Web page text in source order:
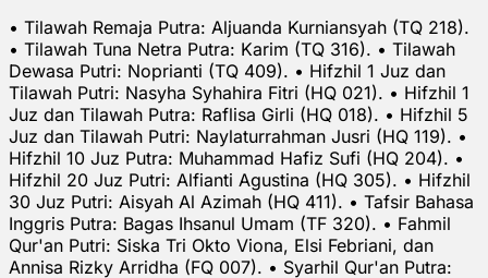
• Tilawah Remaja Putra: Aljuanda Kurniansyah (TQ 218).
• Tilawah Tuna Netra Putra: Karim (TQ 316). • Tilawah
Dewasa Putri: Noprianti (TQ 409). • Hifzhil 1 Juz dan
Tilawah Putri: Nasyha Syhahira Fitri (HQ 021). • Hifzhil 1
Juz dan Tilawah Putra: Raflisa Girli (HQ 018). • Hifzhil 5
Juz dan Tilawah Putri: Naylaturrahman Jusri (HQ 119). •
Hifzhil 10 Juz Putra: Muhammad Hafiz Sufi (HQ 204). •
Hifzhil 20 Juz Putri: Alfianti Agustina (HQ 305). • Hifzhil
30 Juz Putri: Aisyah Al Azimah (HQ 411). • Tafsir Bahasa
Inggris Putra: Bagas Ihsanul Umam (TF 320). • Fahmil
Qur'an Putri: Siska Tri Okto Viona, Elsi Febriani, dan
Annisa Rizky Arridha (FQ 007). • Syarhil Qur'an Putra: